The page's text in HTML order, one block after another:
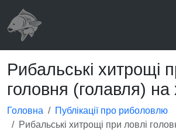
Рибальські хитрощі
головня (голавля)
Головна
Публікації про риболовлю
Рибальські хитрощі при ловлі